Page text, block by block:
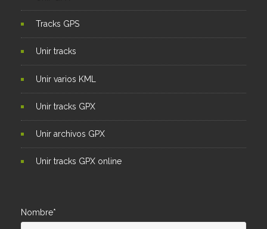
Tracks GPS
Unir tracks
Unir varios KML
Unir tracks GPX
Unir archivos GPX
Unir tracks GPX online
Nombre*